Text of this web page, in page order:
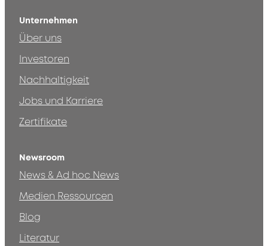
Unternehmen
Über uns
Investoren
Nachhaltigkeit
Jobs und Karriere
Zertifikate
Newsroom
News & Ad hoc News
Medien Ressourcen
Blog
Literatur